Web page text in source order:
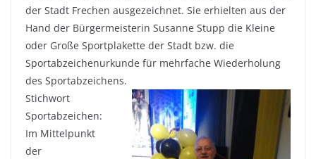
der Stadt Frechen ausgezeichnet. Sie erhielten aus der
Hand der Bürgermeisterin Susanne Stupp die Kleine
oder Große Sportplakette der Stadt bzw. die
Sportabzeichenurkunde für mehrfache Wiederholung
des Sportabzeichens.
Stichwort
Sportabzeichen:
Im Mittelpunkt
der